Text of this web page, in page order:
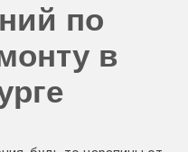
по
в